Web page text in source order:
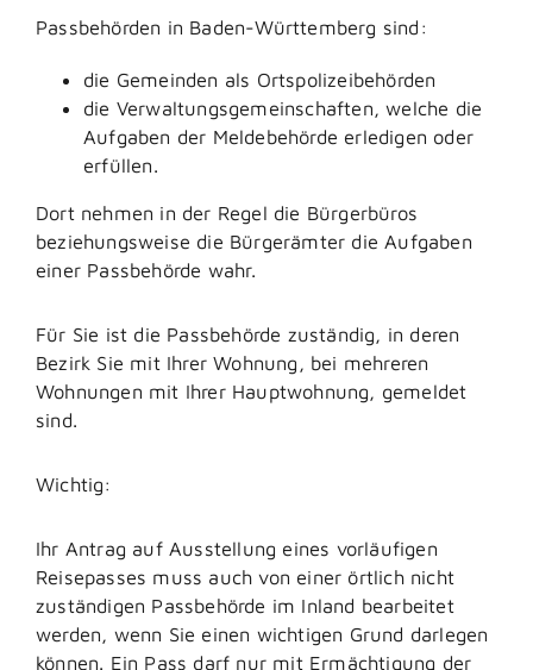
Passbehörden in Baden-Württemberg sind:
die Gemeinden als Ortspolizeibehörden
die Verwaltungsgemeinschaften, welche die
Aufgaben der Meldebehörde erledigen oder
erfüllen.
Dort nehmen in der Regel die Bürgerbüros
beziehungsweise die Bürgerämter die Aufgaben
einer Passbehörde wahr.
Für Sie ist die Passbehörde zuständig, in deren
Bezirk Sie mit Ihrer Wohnung, bei mehreren
Wohnungen mit Ihrer Hauptwohnung, gemeldet
sind.
Wichtig:
Ihr Antrag auf Ausstellung eines vorläufigen
Reisepasses muss auch von einer örtlich nicht
zuständigen Passbehörde im Inland bearbeitet
werden, wenn Sie einen wichtigen Grund darlegen
können. Ein Pass darf nur mit Ermächtigung der